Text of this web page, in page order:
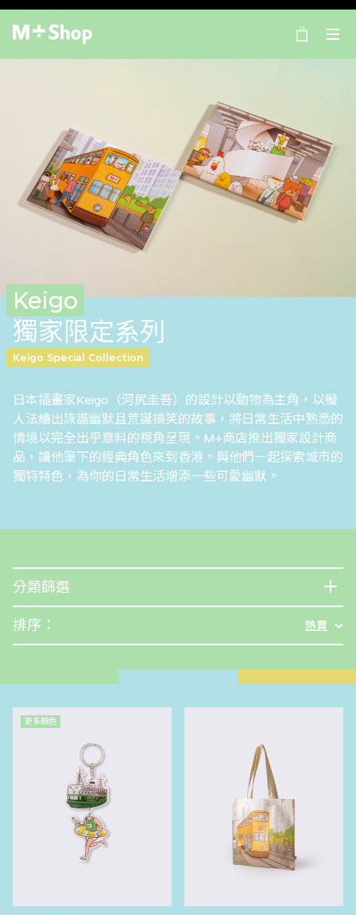
×
M+ Shop
Keigo
獨家限定系列
Keigo Special Collection
日本插畫家Keigo（河尻圭吾）的設計以動物為主角，以擬
人法繪出詼諧幽默且荒誕搞笑的故事，將日常生活中熟悉的
情境以完全出乎意料的視角呈現。M+商店推出獨家設計商
品，讓他筆下的經典角色來到香港。與他們一起探索城市的
獨特特色，為你的日常生活增添一些可愛幽默。
分類篩選
排序： 熱賣
更多顏色